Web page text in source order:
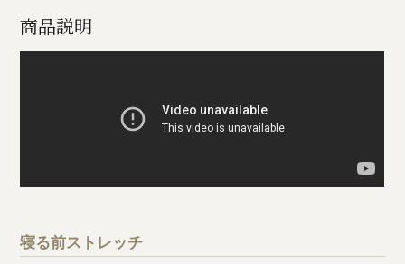
商品説明
寝る前ストレッチ